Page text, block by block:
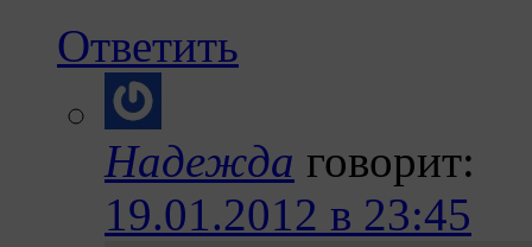
Ответить
Надежда говорит:
19.01.2012 в 23:45